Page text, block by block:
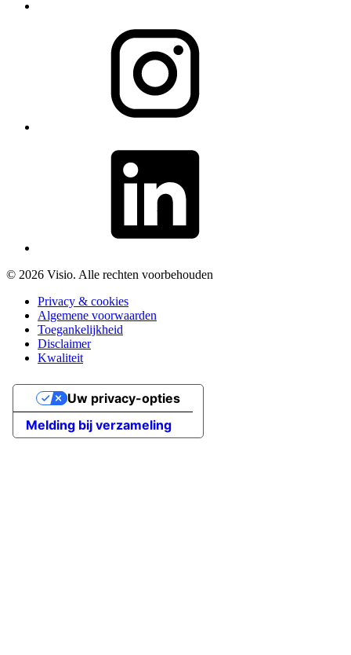
© 2026 Visio. Alle rechten voorbehouden
Privacy & cookies
Algemene voorwaarden
Toegankelijkheid
Disclaimer
Kwaliteit
Melding bij verzameling
Uw privacy-opties